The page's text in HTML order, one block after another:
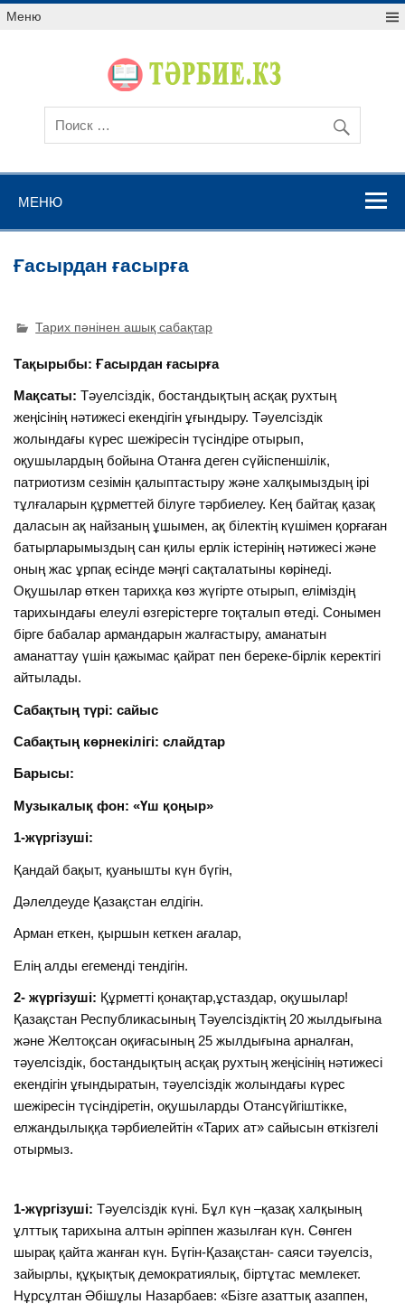
Меню
МЕНЮ
Ғасырдан ғасырға
Тарих пәнінен ашық сабақтар
Тақырыбы: Ғасырдан ғасырға
Мақсаты: Тәуелсіздік, бостандықтың асқақ рухтың
жеңісінің нәтижесі екендігін ұғындыру. Тәуелсіздік
жолындағы күрес шежіресін түсіндіре отырып,
оқушылардың бойына Отанға деген сүйіспеншілік,
патриотизм сезімін қалыптастыру және халқымыздың ірі
тұлғаларын құрметтей білуге тәрбиелеу. Кең байтақ қазақ
даласын ақ найзаның ұшымен, ақ білектің күшімен қорғаған
батырларымыздың сан қилы ерлік істерінің нәтижесі және
оның жас ұрпақ есінде мәңгі сақталатыны көрінеді.
Оқушылар өткен тарихқа көз жүгірте отырып, еліміздің
тарихындағы елеулі өзгерістерге тоқталып өтеді. Сонымен
бірге бабалар армандарын жалғастыру, аманатын
аманаттау үшін қажымас қайрат пен береке-бірлік керектігі
айтылады.
Сабақтың түрі: сайыс
Сабақтың көрнекілігі: слайдтар
Барысы:
Музыкалық фон: «Үш қоңыр»
1-жүргізуші:
Қандай бақыт, қуанышты күн бүгін,
Дәлелдеуде Қазақстан елдігін.
Арман еткен, қыршын кеткен ағалар,
Елің алды егеменді тендігін.
2- жүргізуші: Құрметті қонақтар,ұстаздар, оқушылар!
Қазақстан Республикасының Тәуелсіздіктің 20 жылдығына
және Желтоқсан оқиғасының 25 жылдығына арналған,
тәуелсіздік, бостандықтың асқақ рухтың жеңісінің нәтижесі
екендігін ұғындыратын, тәуелсіздік жолындағы күрес
шежіресін түсіндіретін, оқушыларды Отансүйгіштікке,
елжандылыққа тәрбиелейтін «Тарих ат» сайысын өткізгелі
отырмыз.
1-жүргізуші: Тәуелсіздік күні. Бұл күн –қазақ халқының
ұлттық тарихына алтын әріппен жазылған күн. Сөнген
шырақ қайта жанған күн. Бүгін-Қазақстан- саяси тәуелсіз,
зайырлы, құқықтық демократиялық, біртұтас мемлекет.
Нұрсұлтан Әбішұлы Назарбаев: «Бізге азаттық азаппен,